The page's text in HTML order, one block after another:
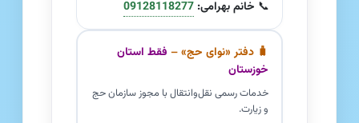
📞 خانم بهرامی: 09128118277
🧳 دفتر «نوای حج» – فقط استان
خوزستان
خدمات رسمی نقل‌وانتقال با مجوز سازمان حج
و زیارت.